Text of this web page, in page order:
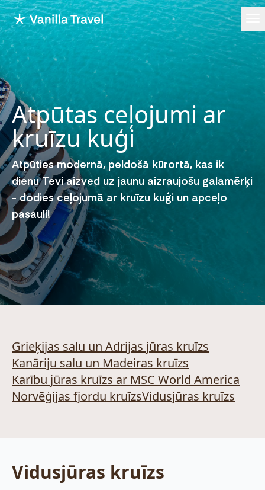
Atpūtas ceļojumi ar
kruīzu kuģi
Atpūties modernā, peldošā kūrortā, kas ik
dienu Tevi aizved uz jaunu aizraujošu galamērķi
- dodies ceļojumā ar kruīzu kuģi un apceļo
pasauli!
Grieķijas salu un Adrijas jūras kruīzs
Kanāriju salu un Madeiras kruīzs
Karību jūras kruīzs ar MSC World America
Norvēģijas fjordu kruīzsVidusjūras kruīzs
Vidusjūras kruīzs